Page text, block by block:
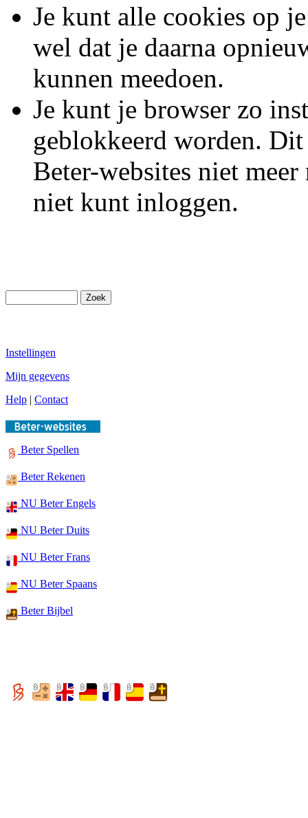
Je kunt alle cookies op
wel dat je daarna
kunnen meedoen.
Je kunt je browser zo
geblokkeerd worden.
Beter-websites niet
niet kunt inloggen.
Instellingen
Mijn gegevens
Help | Contact
Beter Spellen
Beter Rekenen
NU Beter Engels
NU Beter Duits
NU Beter Frans
NU Beter Spaans
Beter Bijbel